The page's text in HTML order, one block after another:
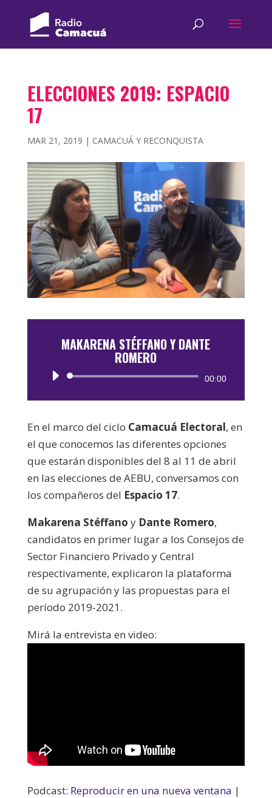
ELECCIONES 2019: ESPACIO
17
MAR 21, 2019 | CAMACUÁ Y RECONQUISTA
MAKARENA STÉFFANO Y DANTE
ROMERO
Reproductor
00:00
En el marco del ciclo Camacuá Electoral, en
el que conocemos las diferentes opciones
que estarán disponibles del 8 al 11 de abril
en las elecciones de AEBU, conversamos con
los compañeros del Espacio 17.
Makarena Stéffano y Dante Romero,
candidatos en primer lugar a los Consejos de
Sector Financiero Privado y Central
respectivamente, explicaron la plataforma
de su agrupación y las propuestas para el
período 2019-2021.
Mirá la entrevista en video:
Podcast: Reproducir en una nueva ventana |